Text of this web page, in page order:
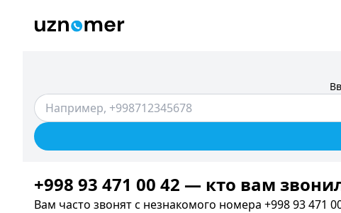
+998 93 471 00 42 — кто вам
Вам часто звонят с незнакомого номера +998 93 471